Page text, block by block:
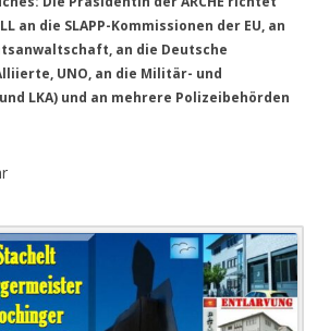
an die SLAPP-Kommissionen der EU, an
an die Deutsche
UNO, an die Militär- und
LKA) und an mehrere Polizeibehörden